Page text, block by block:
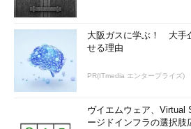
大阪ガスに学ぶ！ 大手
せる理由
PR(ITmedia エンタープライズ)
ヴイエムウェア、Virtual
ージドインフラの選択肢